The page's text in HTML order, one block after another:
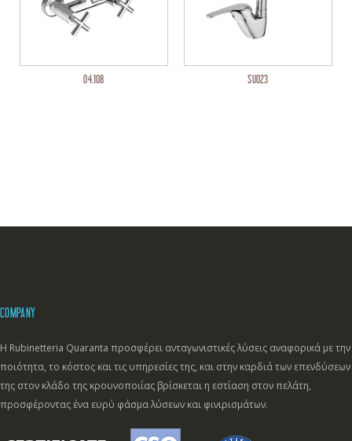
04.108 SU023
COMPANY
Η Rubinetteria Quaranta προσφέρει ανταγωνιστικές λύσεις αναφορικά με την
ποιότητα, το κόστος και τις υπηρεσίες της, και στην καρδιά των επενδύσεων
της στον κλάδο της κρουνοποιίας βρίσκεται η εστίαση στον πελάτη,
προσφέροντας ένα ευρύ φάσμα λύσεων και φινιρισμάτων.